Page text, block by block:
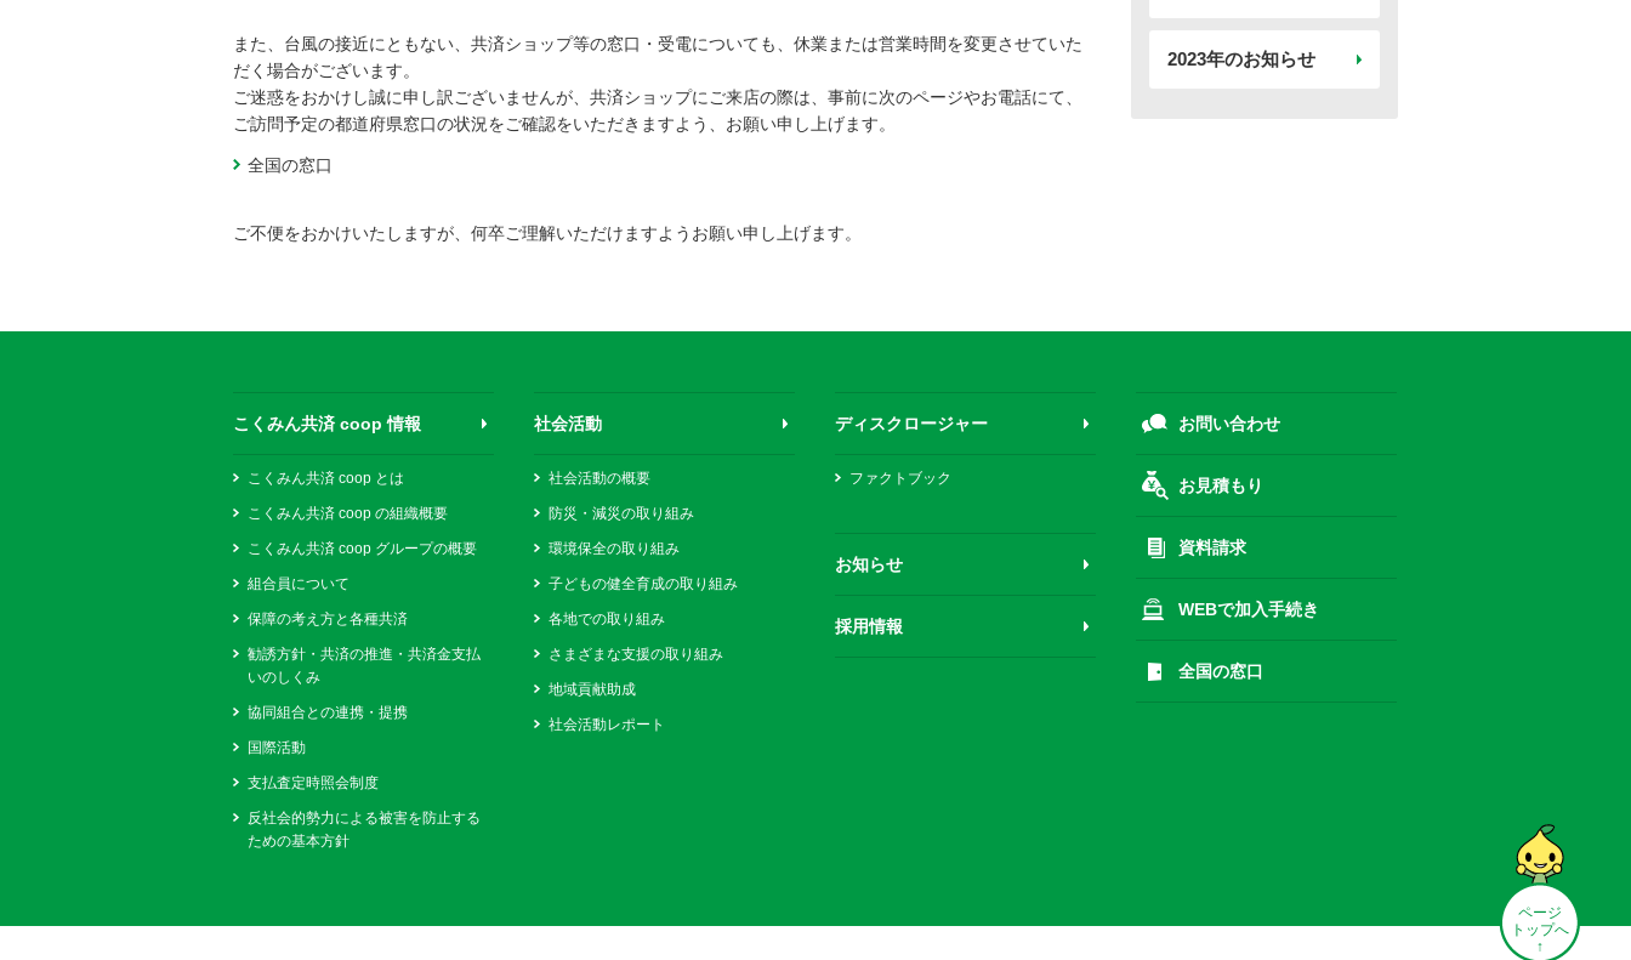
2023年のお知らせ
また、台風の接近にともない、共済ショップ等の窓口・受電についても、休業または営業時間を変更させていた
だく場合がございます。
ご迷惑をおかけし誠に申し訳ございませんが、共済ショップにご来店の際は、事前に次のページやお電話にて、
ご訪問予定の都道府県窓口の状況をご確認をいただきますよう、お願い申し上げます。
全国の窓口
ご不便をおかけいたしますが、何卒ご理解いただけますようお願い申し上げます。
こくみん共済 coop 情報
こくみん共済 coop とは
こくみん共済 coop の組織概要
こくみん共済 coop グループの概要
組合員について
保障の考え方と各種共済
勧誘方針・共済の推進・共済金支払
いのしくみ
協同組合との連携・提携
国際活動
支払査定時照会制度
反社会的勢力による被害を防止する
ための基本方針
社会活動
社会活動の概要
防災・減災の取り組み
環境保全の取り組み
子どもの健全育成の取り組み
各地での取り組み
さまざまな支援の取り組み
地域貢献助成
社会活動レポート
ディスクロージャー
ファクトブック
お知らせ
採用情報
お問い合わせ
お見積もり
資料請求
WEBで加入手続き
全国の窓口
ページ
トップへ
↑